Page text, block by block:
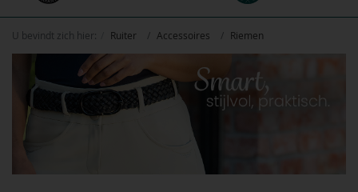
U bevindt zich hier: Ruiter Accessoires Riemen